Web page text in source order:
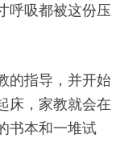
呼吸都被这份压
的指导，并开始
床，家教就会在
书本和一堆试